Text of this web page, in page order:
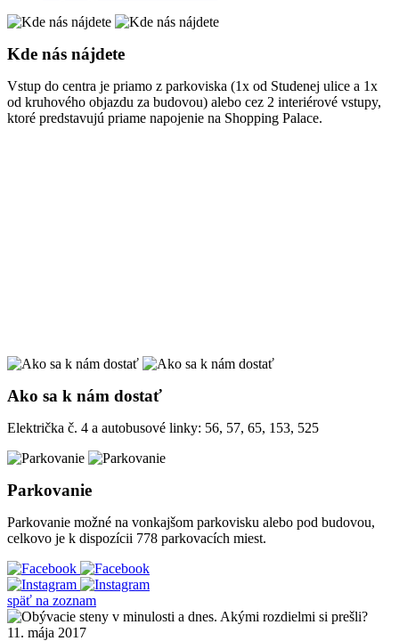
Kde nás nájdete
Vstup do centra je priamo z parkoviska (1x od Studenej ulice a 1x
od kruhového objazdu za budovou) alebo cez 2 interiérové vstupy,
ktoré predstavujú priame napojenie na Shopping Palace.
Ako sa k nám dostať
Električka č. 4 a autobusové linky: 56, 57, 65, 153, 525
Parkovanie
Parkovanie možné na vonkajšom parkovisku alebo pod budovou,
celkovo je k dispozícii 778 parkovacích miest.
späť na zoznam
11. mája 2017